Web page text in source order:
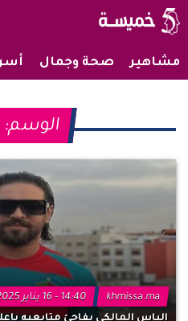
مشاهير صحة وجمال
khmissa.ma
14:40 - 16 يناير 2025
إلياس المالكي يفاجئ متابعيه